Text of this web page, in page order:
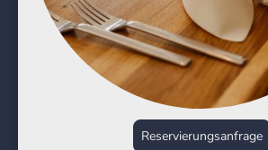
Reservierungsanfrage